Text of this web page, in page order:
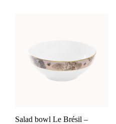
Salad bowl Le Brésil –